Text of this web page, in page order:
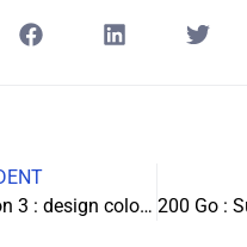
Splatoon 3 : design colorimétrique et lisibilité en arène